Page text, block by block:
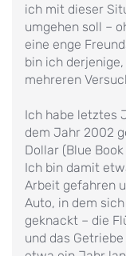
ich mit dieser
umgehen soll –
eine enge
bin ich
mehreren
Ich habe letztes
dem Jahr 2002
Dollar (Blue
Ich bin damit
Arbeit gefahren
Auto, in dem
geknackt – die
und das